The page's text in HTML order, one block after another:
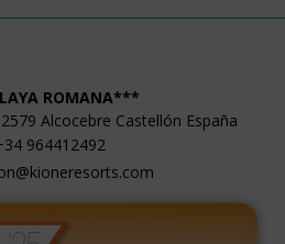
ROMANA***
Alcocebre Castellón España
964412492